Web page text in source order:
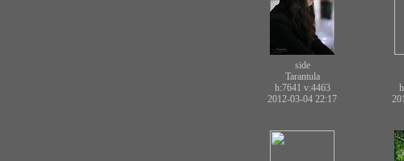
side
Tarantula
h:7641 v:4463
2012-03-04 22:17